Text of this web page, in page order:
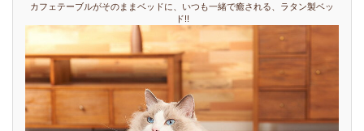
カフェテーブルがそのままベッドに、いつも一緒で癒される、ラタン製ベッ
ド!!